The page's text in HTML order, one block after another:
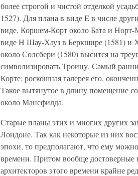
более строгой и чистой отделкой
1527). Для плана в виде E в числе
виде, Коршем-Корт около Бата и
виде H Шау-Хауз в Беркшире (1581) и
около Солсбери (1580) высится на
символизировать Троицу. Самый
Корте; роскошная галерея его,
Такое вытянутое в длину помещение
около Мансфилда.
Старые планы этих и многих других
Лондоне. Так как некоторые из них
эпохи, то предполагают, что ему
времени. Притом вообще достоверные
архитекторов этого времени крайне